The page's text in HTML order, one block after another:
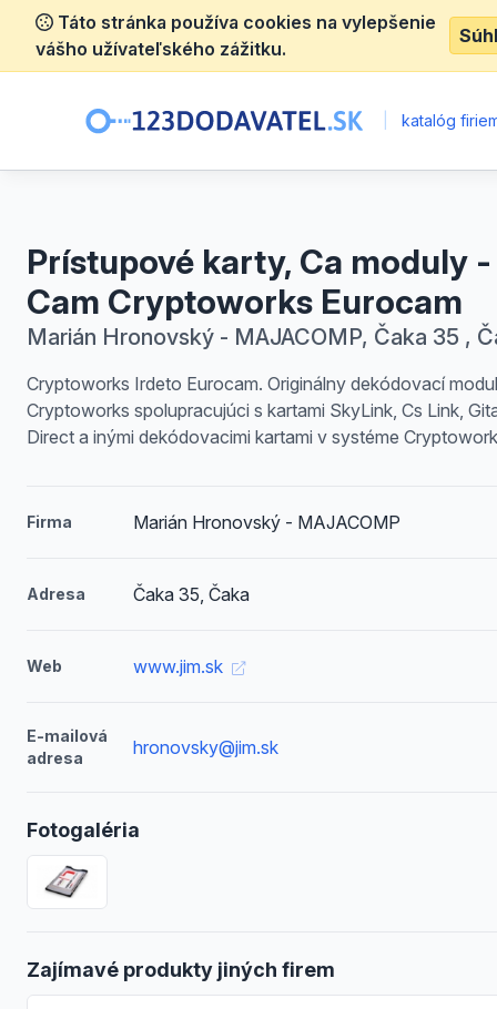
Táto stránka používa cookies na vylepšenie
vášho užívateľského zážitku.
katalóg
Prístupové karty, Ca moduly -
Cam Cryptoworks Eurocam
Marián Hronovský - MAJACOMP, Čaka 35 ,
Cryptoworks Irdeto Eurocam. Originálny dekódovací modul
Cryptoworks spolupracujúci s kartami SkyLink, Cs Link,
Direct a inými dekódovacimi kartami v systéme
Firma Marián Hronovský - MAJACOMP
Adresa Čaka 35, Čaka
Web www.jim.sk
E-mailová
adresa
hronovsky@jim.sk
Fotogaléria
Zajímavé produkty jiných firem